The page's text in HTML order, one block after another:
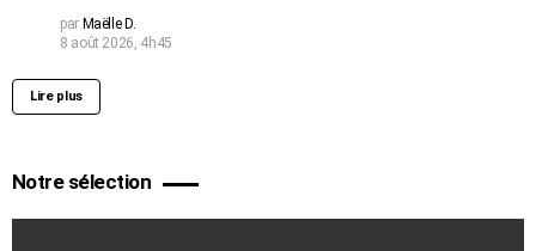
par Maëlle D.
8 août 2026, 4h45
Lire plus
Notre sélection